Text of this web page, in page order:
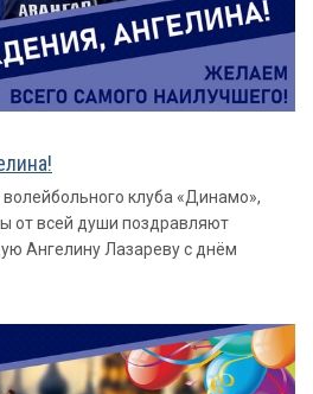
волейбольного клуба «Динамо»,
от всей души поздравляют
Ангелину Лазареву с днём